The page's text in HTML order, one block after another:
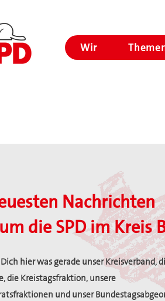
Wir
Nachrichten
die SPD im Kreis
hier was gerade unser Kreisverband,
die Kreistagsfraktion, unsere
und unser